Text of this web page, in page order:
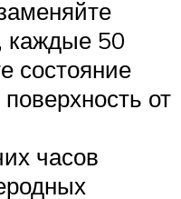
каждые 50
состояние
от
часов